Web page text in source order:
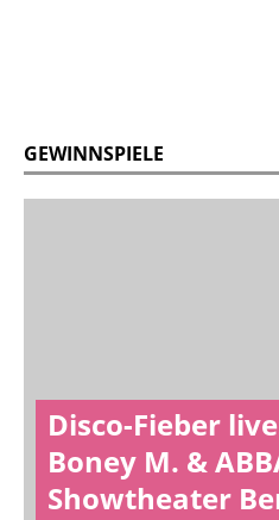
GEWINNSPIELE
Disco-Fieber
Boney M. &
Showtheater